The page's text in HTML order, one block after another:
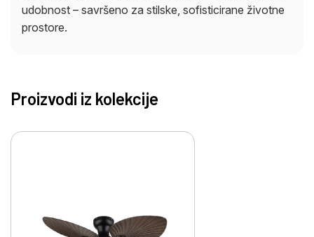
udobnost – savršeno za stilske, sofisticirane životne
prostore.
Proizvodi iz kolekcije